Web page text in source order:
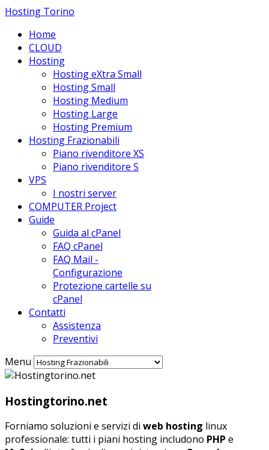
Hosting Torino
Home
CLOUD
Hosting
Hosting eXtra Small
Hosting Small
Hosting Medium
Hosting Large
Hosting Premium
Hosting Frazionabili
Piano rivenditore XS
Piano rivenditore S
VPS
I nostri server
COMPUTER Project
Guide
Guida al cPanel
FAQ cPanel
FAQ Mail -
Configurazione
Protezione cartelle su
cPanel
Contatti
Assistenza
Preventivi
Menu
Hostingtorino.net
Forniamo soluzioni e servizi di web hosting linux
professionale: tutti i piani hosting includono PHP e